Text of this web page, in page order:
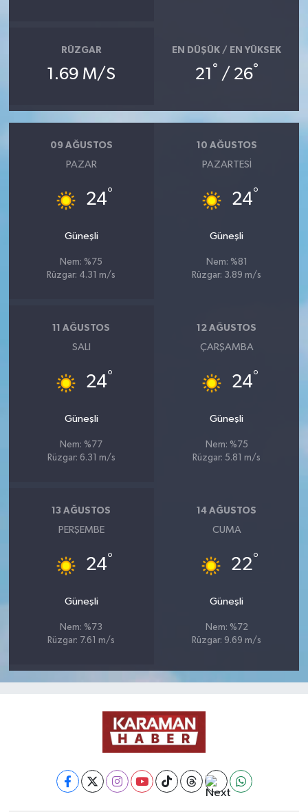
RÜZGAR
1.69 M/S
EN DÜŞÜK / EN YÜKSEK
21 ° / 26°
09 AĞUSTOS
PAZAR
24°
Güneşli
Nem: %75
Rüzgar: 4.31 m/s
10 AĞUSTOS
PAZARTESI
24°
Güneşli
Nem: %81
Rüzgar: 3.89 m/s
11 AĞUSTOS
SALI
24°
Güneşli
Nem: %77
Rüzgar: 6.31 m/s
12 AĞUSTOS
ÇARŞAMBA
24°
Güneşli
Nem: %75
Rüzgar: 5.81 m/s
13 AĞUSTOS
PERŞEMBE
24°
Güneşli
Nem: %73
Rüzgar: 7.61 m/s
14 AĞUSTOS
CUMA
22°
Güneşli
Nem: %72
Rüzgar: 9.69 m/s